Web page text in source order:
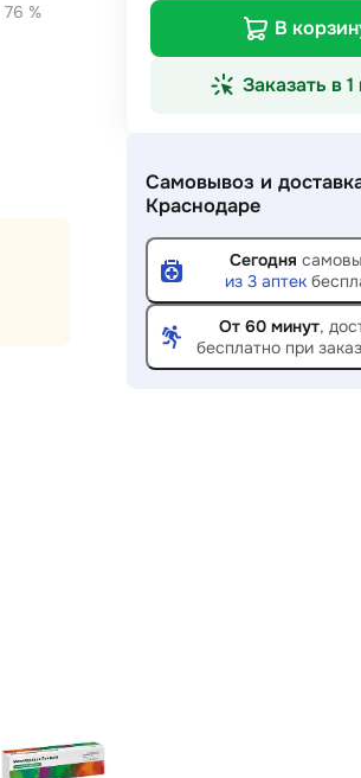
76 %
В
Заказать в 1
Самовывоз и
Краснодаре
Сегодня
из 3 аптек
От 60 минут,
бесплатно при